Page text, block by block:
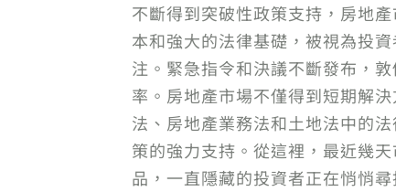
不斷得到突破性政策支持，房地
本和強大的法律基礎，被視為投
注。緊急指令和決議不斷發布，
率。房地產市場不僅得到短期解
法、房地產業務法和土地法中的
策的強力支持。從這裡，最近幾
品，一直隱藏的投資者正在悄悄